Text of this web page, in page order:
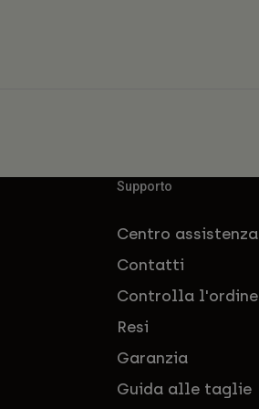
Supporto
Centro assistenza
Contatti
Controlla l'ordine
Resi
Garanzia
Guida alle taglie